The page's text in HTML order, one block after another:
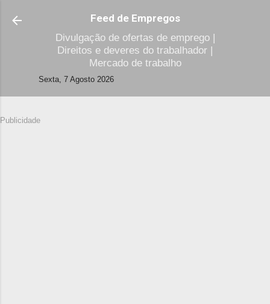
Avançar para o conteúdo principal
Feed de Empregos
Divulgação de ofertas de emprego |
Direitos e deveres do trabalhador |
Mercado de trabalho
Sexta, 7 Agosto 2026
Publicidade